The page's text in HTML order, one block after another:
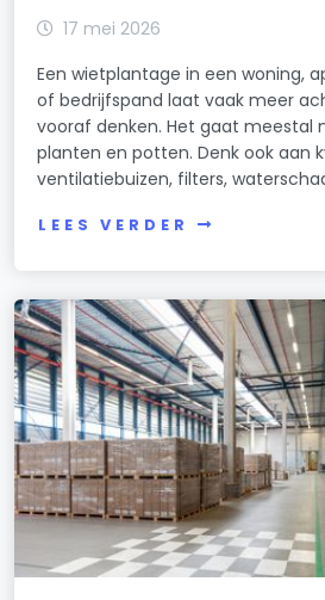
17 mei 2026
Een wietplantage in een woning,
of bedrijfspand laat vaak meer
vooraf denken. Het gaat meestal
planten en potten. Denk ook aan
ventilatiebuizen, filters,
LEES VERDER